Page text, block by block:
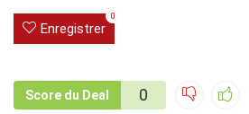
Enregistrer
0
Score du Deal 0